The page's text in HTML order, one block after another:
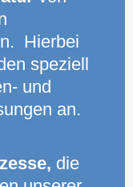
Hierbei
speziell
und
an.
die